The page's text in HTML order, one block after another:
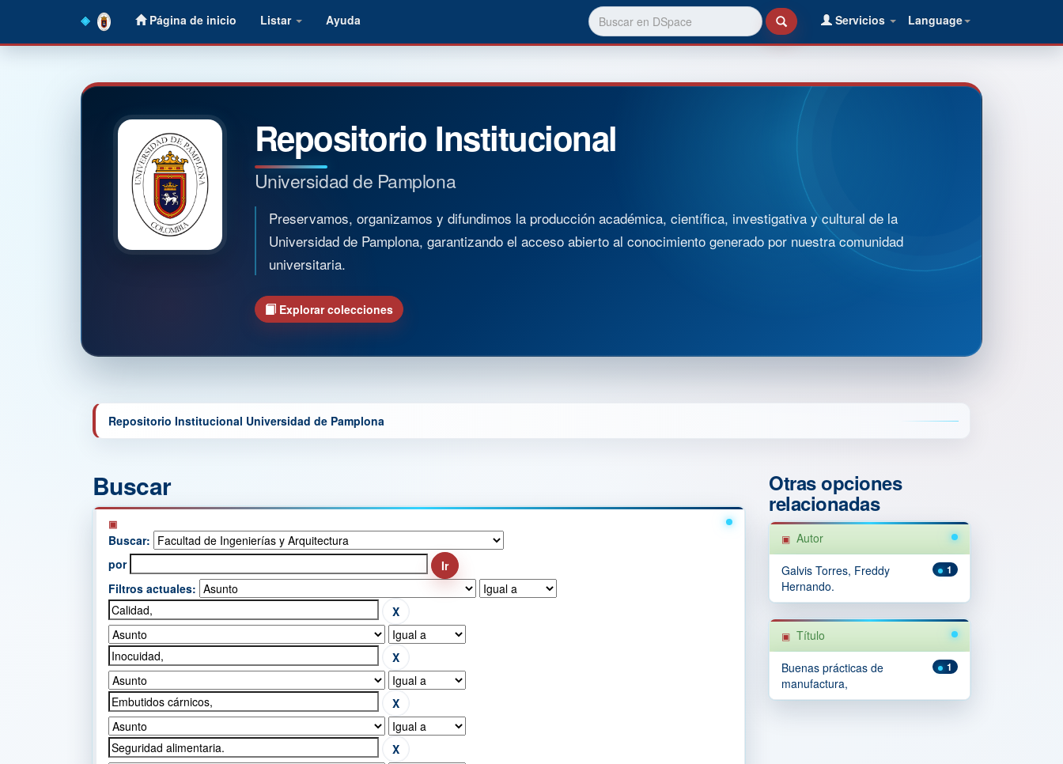
Página de inicio Listar Ayuda Language
Servicios
Repositorio Institucional
Universidad de Pamplona
Preservamos, organizamos y difundimos la producción académica, científica, investigativa y cultural de la
Universidad de Pamplona, garantizando el acceso abierto al conocimiento generado por nuestra comunidad
universitaria.
Explorar colecciones
Repositorio Institucional Universidad de Pamplona
Buscar
Buscar:
por
Filtros actuales:
Otras opciones
relacionadas
Autor
1
Galvis Torres, Freddy
Hernando.
Título
1
Buenas prácticas de
manufactura,